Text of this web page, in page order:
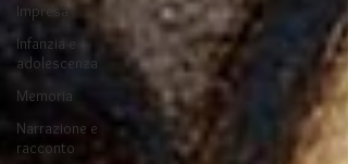
Impresa
Infanzia e
adolescenza
Memoria
Narrazione e
racconto